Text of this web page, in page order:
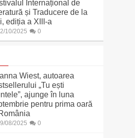
Internațional de
și Traducere de la
ediția a XIII-a
10/2025 0
Wiest, autoarea
„Tu ești
ajunge în luna
pentru prima oară
08/2025 0